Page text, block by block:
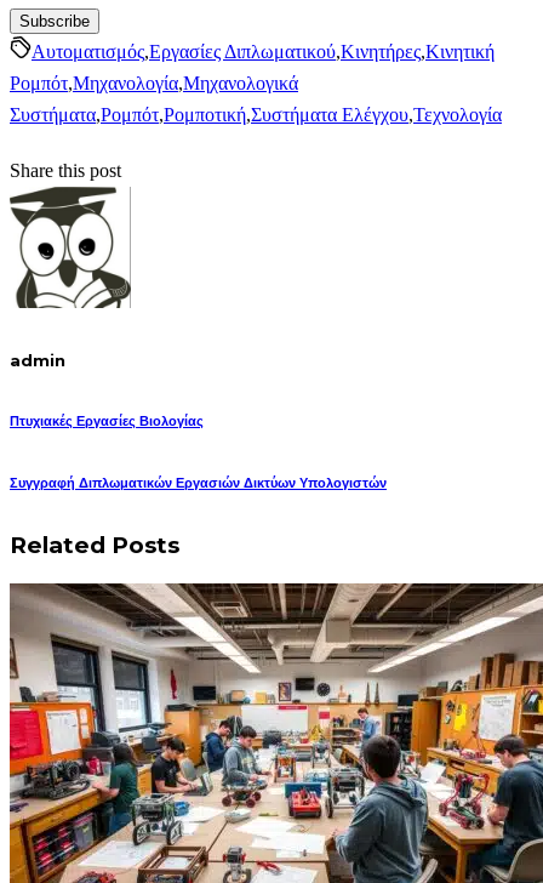
Αυτοματισμός,Εργασίες Διπλωματικού,Κινητήρες,Κινητική
Ρομπότ,Μηχανολογία,Μηχανολογικά
Συστήματα,Ρομπότ,Ρομποτική,Συστήματα Ελέγχου,Τεχνολογία
Share this post
admin
Πτυχιακές Εργασίες Βιολογίας
Συγγραφή Διπλωματικών Εργασιών Δικτύων Υπολογιστών
Related Posts